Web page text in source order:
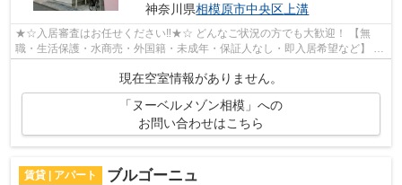
神奈川県相模原市中央区 上溝
★☆入居審査はお任せください‼★☆ どんなご状況の方でも大歓迎！ 【無
職・生活保護・水商売・外国籍・未成年・保証人なし・即入居希望など】 ネ
現在空室情報がありません。
「ヌーベルメゾン相模」への
お問い合わせはこちら
賃貸 | アパート ブルゴーニュ